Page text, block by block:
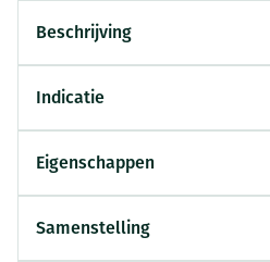
Beschrijving
Indicatie
Eigenschappen
Samenstelling